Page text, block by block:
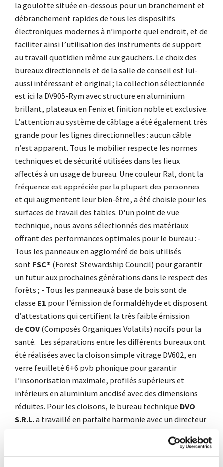
la goulotte située en-dessous pour un branchement et
débranchement rapides de tous les dispositifs
électroniques modernes à n’importe quel endroit, et de
faciliter ainsi l’utilisation des instruments de support
au travail quotidien même aux gauchers. Le choix des
bureaux directionnels et de la salle de conseil est lui-
aussi intéressant et original ; la collection sélectionnée
est ici la DV905-Rym avec structure en aluminium
brillant, plateaux en Fenix et finition noble et exclusive.
L’attention au système de câblage a été également très
grande pour les lignes directionnelles : aucun câble
n’est apparent. Tous le mobilier respecte les normes
techniques et de sécurité utilisées dans les lieux
affectés à un usage de bureau. Une couleur Ral, dont la
fréquence est appréciée par la plupart des personnes
et qui augmentent leur bien-être, a été choisie pour les
surfaces de travail des tables. D'un point de vue
technique, nous avons sélectionnés des matériaux
offrant des performances optimales pour le bureau : -
Tous les panneaux en aggloméré de bois utilisés
sont FSC® (Forest Stewardship Council) pour garantir
un futur aux prochaines générations dans le respect des
forêts ; - Tous les panneaux à base de bois sont de
classe E1 pour l’émission de formaldéhyde et disposent
d’attestations qui certifient la très faible émission
de COV(Composés Organiques Volatils) nocifs pour la
santé. Les séparations entre les différents bureaux ont
été réalisées avec la cloison simple vitrage DV602, en
verre feuilleté 6+6 pvb phonique pour garantir
l’insonorisation maximale, profilés supérieurs et
inférieurs en aluminium anodisé avec des dimensions
réduites. Pour les cloisons, le bureau technique DVO
S.R.L.a travaillé en parfaite harmonie avec un directeur
goulottes des câbles électriques et permettre
l’application des différents appareils électriques